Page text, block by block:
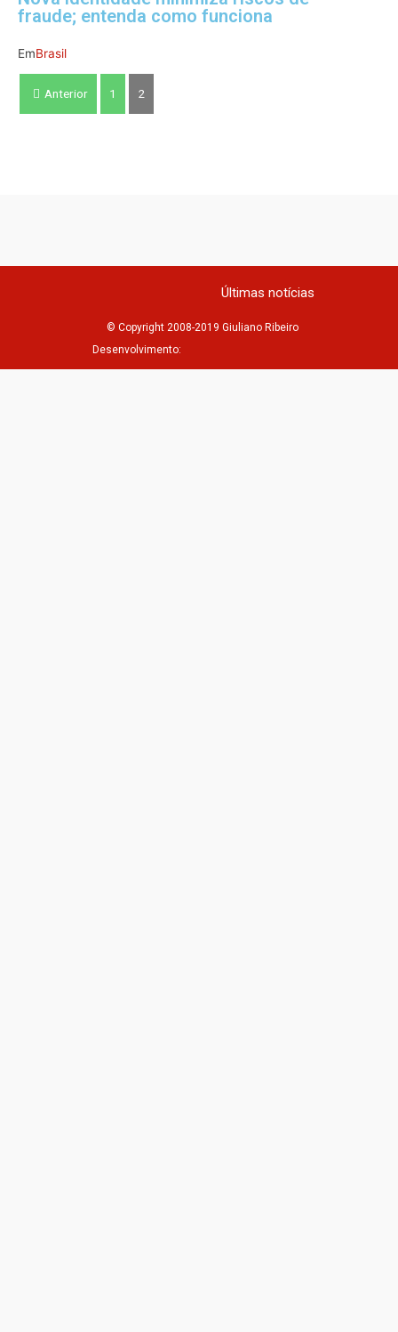
fraude; entenda como funciona
EmBrasil
Anterior 1 2
Últimas notícias
© Copyright 2008-2019 Giuliano Ribeiro
Desenvolvimento: